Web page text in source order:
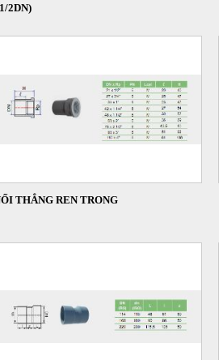
2DN)
THẲNG REN TRONG